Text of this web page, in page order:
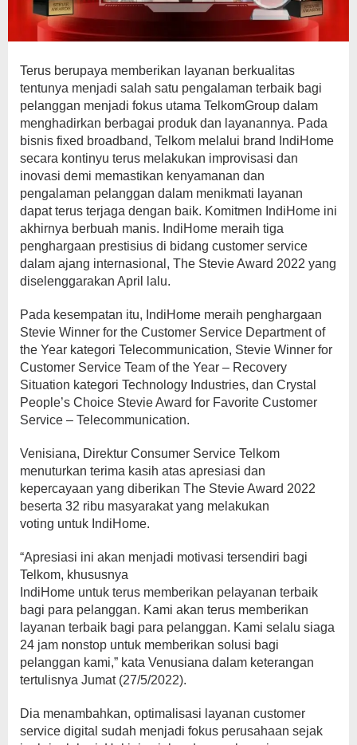
Terus berupaya memberikan layanan berkualitas
tentunya menjadi salah satu pengalaman terbaik bagi
pelanggan menjadi fokus utama TelkomGroup dalam
menghadirkan berbagai produk dan layanannya. Pada
bisnis fixed broadband, Telkom melalui brand IndiHome
secara kontinyu terus melakukan improvisasi dan
inovasi demi memastikan kenyamanan dan
pengalaman pelanggan dalam menikmati layanan
dapat terus terjaga dengan baik. Komitmen IndiHome ini
akhirnya berbuah manis. IndiHome meraih tiga
penghargaan prestisius di bidang customer service
dalam ajang internasional, The Stevie Award 2022 yang
diselenggarakan April lalu.
Pada kesempatan itu, IndiHome meraih penghargaan
Stevie Winner for the Customer Service Department of
the Year kategori Telecommunication, Stevie Winner for
Customer Service Team of the Year – Recovery
Situation kategori Technology Industries, dan Crystal
People’s Choice Stevie Award for Favorite Customer
Service – Telecommunication.
Venisiana, Direktur Consumer Service Telkom
menuturkan terima kasih atas apresiasi dan
kepercayaan yang diberikan The Stevie Award 2022
beserta 32 ribu masyarakat yang melakukan
voting untuk IndiHome.
“Apresiasi ini akan menjadi motivasi tersendiri bagi
Telkom, khususnya
IndiHome untuk terus memberikan pelayanan terbaik
bagi para pelanggan. Kami akan terus memberikan
layanan terbaik bagi para pelanggan. Kami selalu siaga
24 jam nonstop untuk memberikan solusi bagi
pelanggan kami,” kata Venusiana dalam keterangan
tertulisnya Jumat (27/5/2022).
Dia menambahkan, optimalisasi layanan customer
service digital sudah menjadi fokus perusahaan sejak